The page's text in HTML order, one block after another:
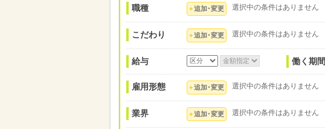
職種 追加･変更 選択中の条件はありません
こだわり 追加･変更 選択中の条件はありません
給与 働く期間
雇用形態 追加･変更 選択中の条件はありません
業界 追加･変更 選択中の条件はありません